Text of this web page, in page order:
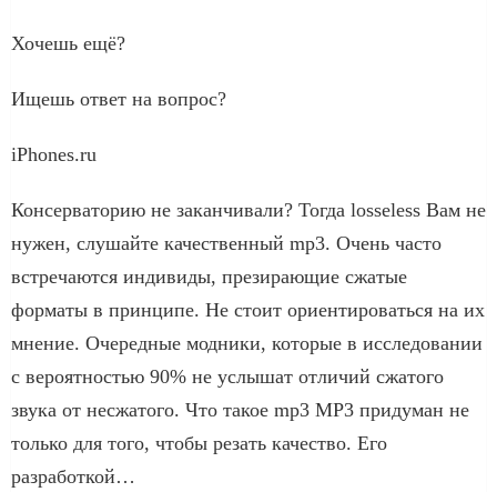
Хочешь ещё?
Ищешь ответ на вопрос?
iPhones.ru
Консерваторию не заканчивали? Тогда losseless Вам не
нужен, слушайте качественный mp3. Очень часто
встречаются индивиды, презирающие сжатые
форматы в принципе. Не стоит ориентироваться на их
мнение. Очередные модники, которые в исследовании
с вероятностью 90% не услышат отличий сжатого
звука от несжатого. Что такое mp3 MP3 придуман не
только для того, чтобы резать качество. Его
разработкой…